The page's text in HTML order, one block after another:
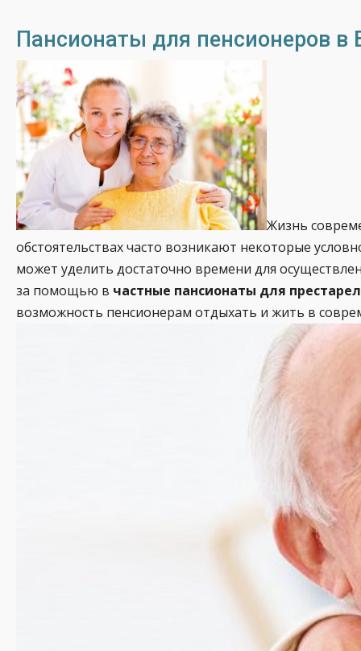
Пансионаты для пенсионеров в
Жизнь
обстоятельствах часто возникают некоторые
может уделить достаточно времени для
за помощью в частные пансионаты для
возможность пенсионерам отдыхать и жить в